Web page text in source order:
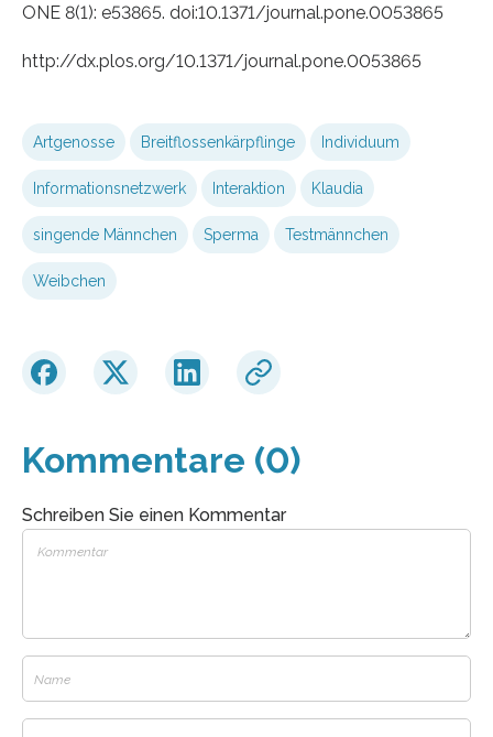
ONE 8(1): e53865. doi:10.1371/journal.pone.0053865
http://dx.plos.org/10.1371/journal.pone.0053865
Artgenosse Breitflossenkärpflinge Individuum
Informationsnetzwerk Interaktion Klaudia
singende Männchen Sperma Testmännchen
Weibchen
Kommentare (0)
Schreiben Sie einen Kommentar